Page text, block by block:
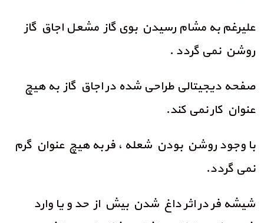
علیرغم به مشام رسیدن بوی گاز مشعل اجاق گاز
روشن نمی گردد .
صفحه دیجیتالی طراحی شده در اجاق گاز به هیچ
عنوان کار نمی کند.
با وجود روشن بودن شعله ، فر به هیچ عنوان گرم
نمی گردد.
شیشه فر در اثر داغ شدن بیش از حد و یا وارد